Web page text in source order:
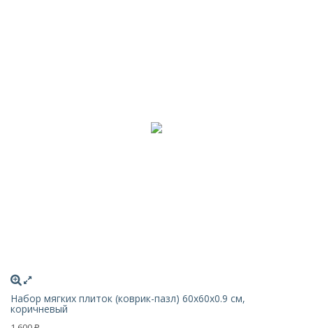
Набор мягких плиток (коврик-пазл) 60х60x0.9 см,
коричневый